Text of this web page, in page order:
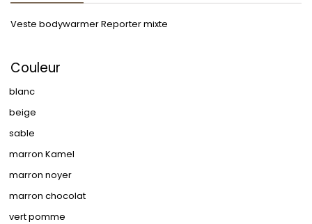
Veste bodywarmer Reporter mixte
Couleur
blanc
beige
sable
marron Kamel
marron noyer
marron chocolat
vert pomme